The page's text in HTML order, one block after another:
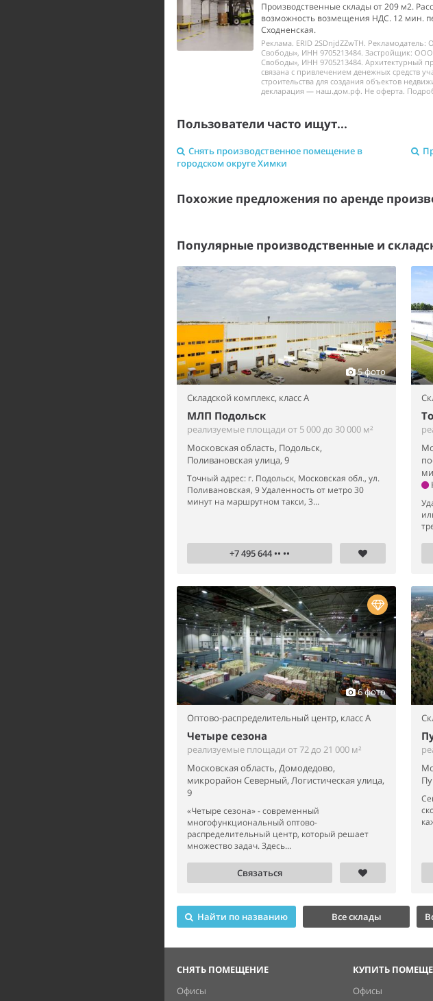
Производственные склады от 209 м2.
возможность возмещения НДС. 12 мин.
Сходненская.
Реклама. ERID 2SDnjdZZwTH. Рекламодатель:
Свободы», ИНН 9705213484. Застройщик: ООО
Свободы», ИНН 9705213484. Архитектурный
связана с привлечением денежных средств
строительства для создания объектов
декларация — наш.дом.рф. Не оферта.
Пользователи часто ищут...
Снять производственное помещение в
городском округе Химки
Похожие предложения по аренде
Популярные производственные и
5 фото
Складской комплекс, класс A
МЛП Подольск
реализуемые площади от 5 000 до 30 000 м²
Московская область, Подольск,
Поливановская улица, 9
Точный адрес: г. Подольск, Московская обл., ул.
Поливановская, 9 Удаленность от метро 30
минут на маршрутном такси, 3...
+7 495 644 •• ••
6 фото
Оптово-распределительный центр, класс A
Четыре сезона
реализуемые площади от 72 до 21 000 м²
Московская область, Домодедово,
микрорайон Северный, Логистическая улица,
9
«Четыре сезона» - современный
многофункциональный оптово-
распределительный центр, который решает
множество задач. Здесь...
Связаться
Найти по названию Все склады
СНЯТЬ ПОМЕЩЕНИЕ
Офисы
КУПИТЬ
Офисы